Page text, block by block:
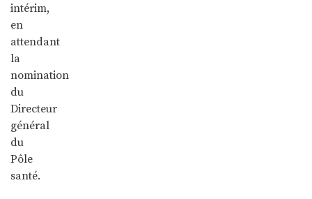
intérim,
en
attendant
la
nomination
du
Directeur
général
du
Pôle
santé.